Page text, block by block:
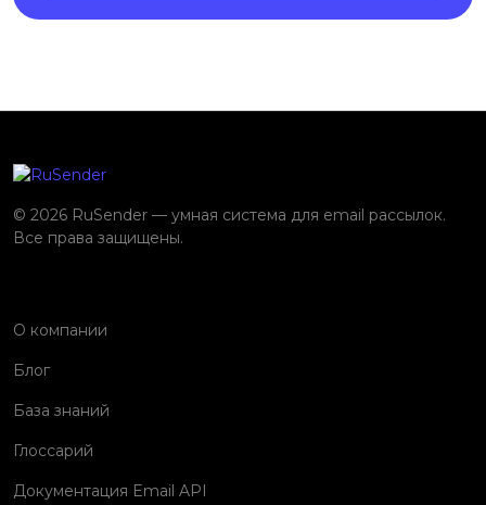
© 2026 RuSender — умная система для email рассылок.
Все права защищены.
О компании
Блог
База знаний
Глоссарий
Документация Email API